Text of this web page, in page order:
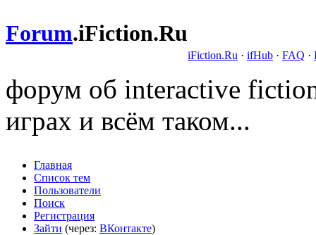
Forum.iFiction.Ru
iFiction.Ru · ifHub · FAQ ·
форум об interactive
играх и всём таком...
Главная
Список тем
Пользователи
Поиск
Регистрация
Зайти (через: ВКонтакте)